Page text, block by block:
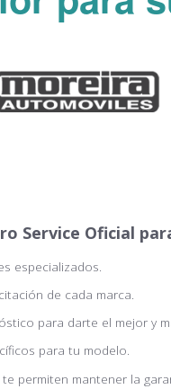
Service Oficial
especializados.
de cada marca.
para darte el mejor y
para tu modelo.
permiten mantener la